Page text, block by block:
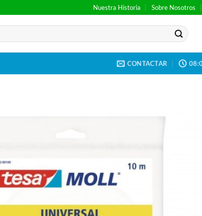
Nuestra Historia Sobre Nosotros
CONTACTAR